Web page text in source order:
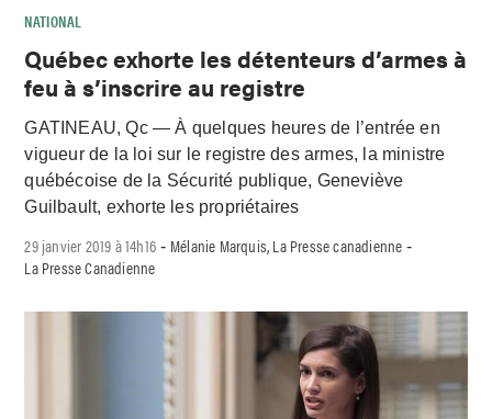
NATIONAL
Québec exhorte les détenteurs d’armes à
feu à s’inscrire au registre
GATINEAU, Qc — À quelques heures de l’entrée en
vigueur de la loi sur le registre des armes, la ministre
québécoise de la Sécurité publique, Geneviève
Guilbault, exhorte les propriétaires
29 janvier 2019 à 14h16 - Mélanie Marquis, La Presse canadienne -
La Presse Canadienne